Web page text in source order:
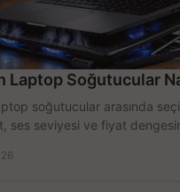
Laptop Soğutucular
soğutucular arasında
ses seviyesi ve fiyat